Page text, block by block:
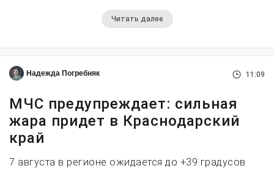
Читать далее
Надежда Погребняк 11:09
МЧС предупреждает: сильная
жара придет в Краснодарский
край
7 августа в регионе ожидается до +39 градусов